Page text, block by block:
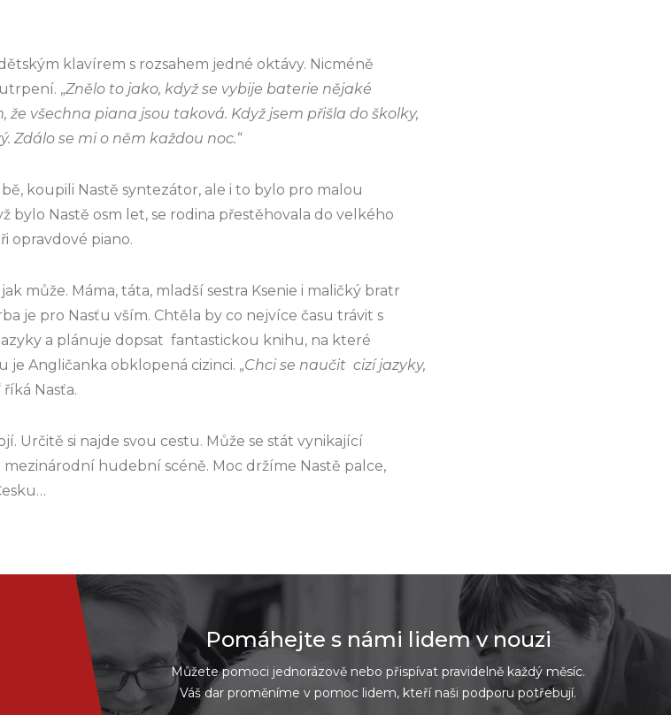
klavírem s rozsahem jedné oktávy. Nicméně
„Znělo to jako, když se vybije baterie nějaké
že všechna piana jsou taková. Když jsem přišla do školky,
Zdálo se mi o něm každou noc.“
koupili Nastě syntezátor, ale i to bylo pro malou
bylo Nastě osm let, se rodina přestěhovala do velkého
opravdové piano.
může. Máma, táta, mladší sestra Ksenie i maličký bratr
je pro Nasťu vším. Chtěla by co nejvíce času trávit s
a plánuje dopsat fantastickou knihu, na které
je Angličanka obklopená cizinci. „Chci se naučit cizí jazyky,
říká Nasťa.
Určitě si najde svou cestu. Může se stát vynikající
hudební scéně. Moc držíme Nastě palce,
Pomáhejte s námi lidem v nouzi
Můžete pomoci jednorázově nebo přispívat pravidelně každý měsíc.
Váš dar proměníme v pomoc lidem, kteří naši podporu potřebují.